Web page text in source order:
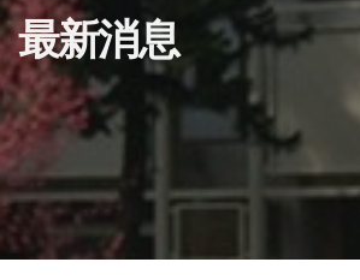
最新消息